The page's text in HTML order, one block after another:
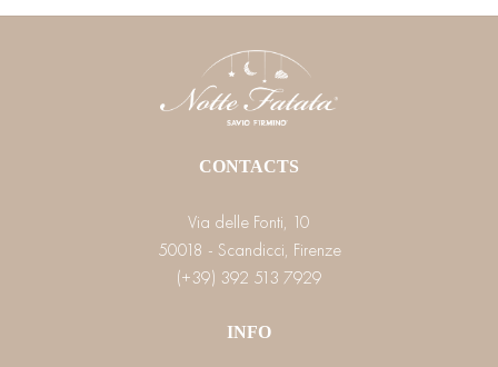
CONTACTS
Via delle Fonti, 10
50018 - Scandicci, Firenze
(+39) 392 513 7929
INFO